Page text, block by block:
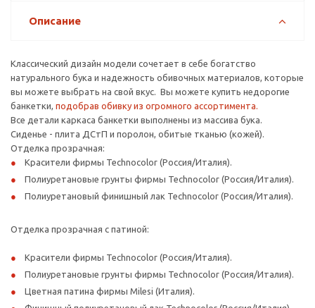
Описание
Классический дизайн модели сочетает в себе богатство
натурального бука и надежность обивочных материалов, которые
вы можете выбрать на свой вкус. Вы можете купить недорогие
банкетки, подобрав обивку из огромного ассортимента.
Все детали каркаса банкетки выполнены из массива бука.
Сиденье - плита ДСтП и поролон, обитые тканью (кожей).
Отделка прозрачная:
Красители фирмы Technocolor (Россия/Италия).
Полиуретановые грунты фирмы Technocolor (Россия/Италия).
Полиуретановый финишный лак Technocolor (Россия/Италия).
Отделка прозрачная с патиной:
Красители фирмы Technocolor (Россия/Италия).
Полиуретановые грунты фирмы Technocolor (Россия/Италия).
Цветная патина фирмы Milesi (Италия).